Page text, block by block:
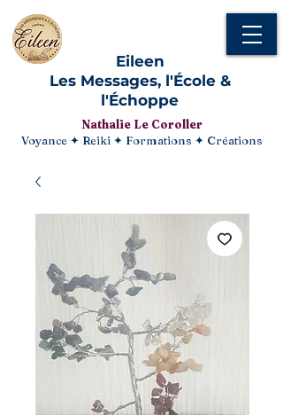
Eileen
Les Messages, l'École &
l'Échoppe
Nathalie Le Coroller
Voyance ✦ Reiki ✦ Formations ✦ Créations